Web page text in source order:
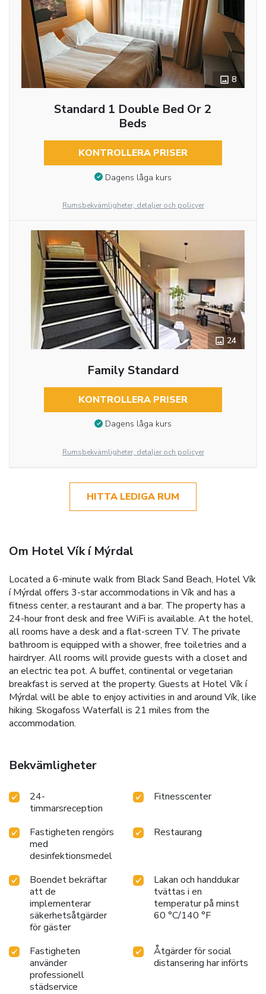
8
Standard 1 Double Bed Or 2
Beds
KONTROLLERA PRISER
Dagens låga kurs
Rumsbekvämligheter, detaljer och policyer
24
Family Standard
KONTROLLERA PRISER
Dagens låga kurs
Rumsbekvämligheter, detaljer och policyer
HITTA LEDIGA RUM
Om Hotel Vík í Mýrdal
Located a 6-minute walk from Black Sand Beach, Hotel Vík
í Mýrdal offers 3-star accommodations in Vík and has a
fitness center, a restaurant and a bar. The property has a
24-hour front desk and free WiFi is available. At the hotel,
all rooms have a desk and a flat-screen TV. The private
bathroom is equipped with a shower, free toiletries and a
hairdryer. All rooms will provide guests with a closet and
an electric tea pot. A buffet, continental or vegetarian
breakfast is served at the property. Guests at Hotel Vík í
Mýrdal will be able to enjoy activities in and around Vík, like
hiking. Skogafoss Waterfall is 21 miles from the
accommodation.
Bekvämligheter
24-
timmarsreception
Fitnesscenter
Fastigheten rengörs
med
desinfektionsmedel
Restaurang
Boendet bekräftar
att de
implementerar
säkerhetsåtgärder
för gäster
Lakan och handdukar
tvättas i en
temperatur på minst
60 °C/140 °F
Fastigheten
använder
professionell
städservice
Åtgärder för social
distansering har införts